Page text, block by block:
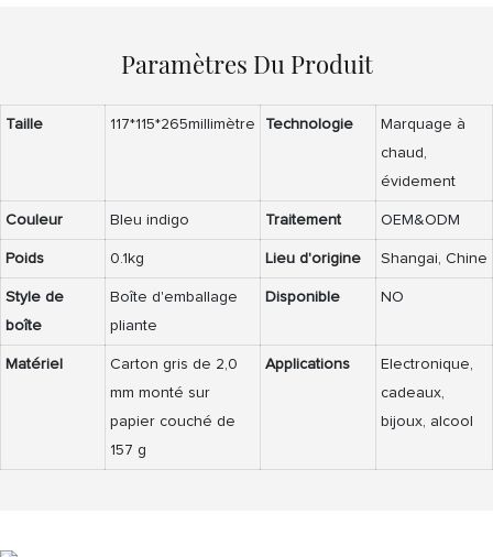
Paramètres Du Produit
Taille 117*115*265millimètre Technologie
Marquage à
chaud,
évidement
Couleur Bleu indigo Traitement OEM&ODM
Poids 0.1kg Lieu d'origine Shangai, Chine
Style de
boîte
Boîte d'emballage
pliante
Disponible NO
Matériel
Carton gris de 2,0
mm monté sur
papier couché de
157 g
Applications
Electronique,
cadeaux,
bijoux, alcool